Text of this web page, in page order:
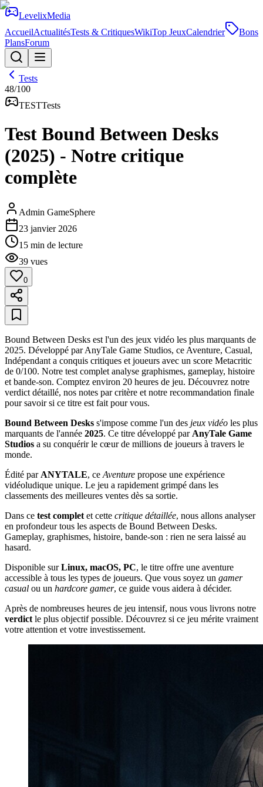
LevelixMedia
AccueilActualitésTests & CritiquesWikiTop JeuxCalendrier
Bons
PlansForum
Tests
48/100
TESTTests
Test Bound Between Desks
(2025) - Notre critique
complète
Admin GameSphere
23 janvier 2026
15 min de lecture
39 vues
0
Bound Between Desks est l'un des jeux vidéo les plus marquants de
2025. Développé par AnyTale Game Studios, ce Aventure, Casual,
Indépendant a conquis critiques et joueurs avec un score Metacritic
de 0/100. Notre test complet analyse graphismes, gameplay, histoire
et bande-son. Comptez environ 20 heures de jeu. Découvrez notre
verdict détaillé, nos notes par critère et notre recommandation finale
pour savoir si ce titre est fait pour vous.
Bound Between Desks s'impose comme l'un des jeux vidéo les plus
marquants de l'année 2025. Ce titre développé par AnyTale Game
Studios a su conquérir le cœur de millions de joueurs à travers le
monde.
Édité par ANYTALE, ce Aventure propose une expérience
vidéoludique unique. Le jeu a rapidement grimpé dans les
classements des meilleures ventes dès sa sortie.
Dans ce test complet et cette critique détaillée, nous allons analyser
en profondeur tous les aspects de Bound Between Desks.
Gameplay, graphismes, histoire, bande-son : rien ne sera laissé au
hasard.
Disponible surLinux, macOS, PC, le titre offre une aventure
accessible à tous les types de joueurs. Que vous soyez un gamer
casual ou un hardcore gamer, ce guide vous aidera à décider.
Après de nombreuses heures de jeu intensif, nous vous livrons notre
verdict le plus objectif possible. Découvrez si ce jeu mérite vraiment
votre attention et votre investissement.